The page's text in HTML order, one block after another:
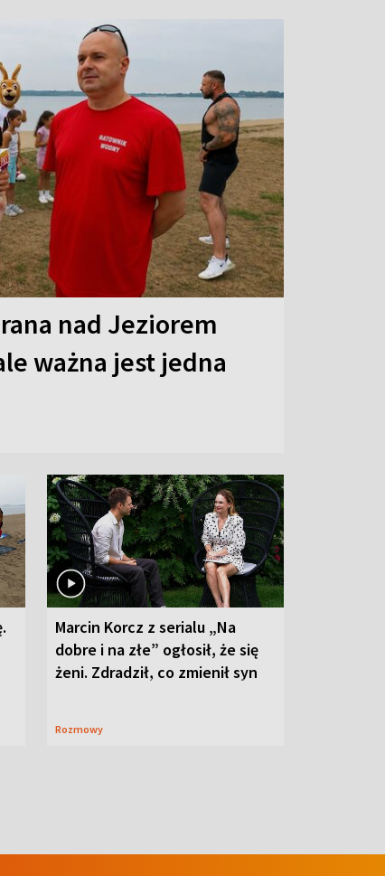
nad Jeziorem
ważna jest jedna
Marcin Korcz z serialu „Na
dobre i na złe” ogłosił, że się
żeni. Zdradził, co zmienił syn
Rozmowy